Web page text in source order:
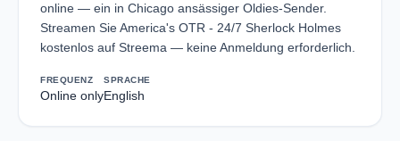
online — ein in Chicago ansässiger Oldies-Sender.
Streamen Sie America's OTR - 24/7 Sherlock Holmes
kostenlos auf Streema — keine Anmeldung erforderlich.
FREQUENZ
Online only
SPRACHE
English